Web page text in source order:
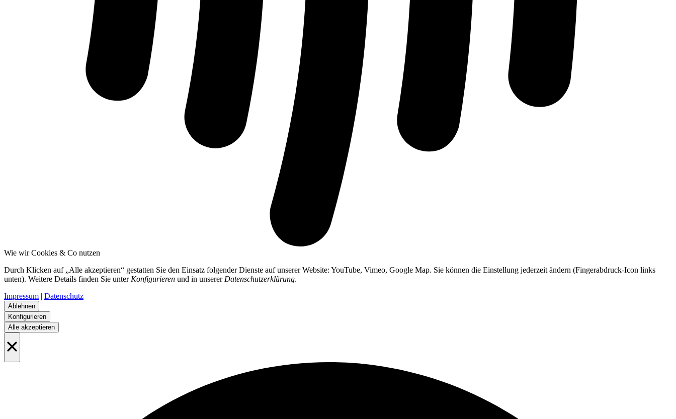
Wie wir Cookies & Co nutzen
Durch Klicken auf „Alle akzeptieren“ gestatten Sie den Einsatz folgender Dienste auf unserer Website: YouTube, Vimeo, Google Map. Sie können die Einstellung jederzeit ändern (Fingerabdruck-Icon links
unten). Weitere Details finden Sie unter Konfigurieren und in unserer Datenschutzerklärung.
Impressum | Datenschutz
Ablehnen
Konfigurieren
Alle akzeptieren